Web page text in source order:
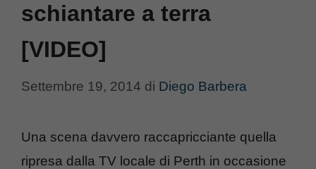
schiantare a terra
[VIDEO]
Settembre 19, 2014 di Diego Barbera
Una scena davvero raccapricciante quella
ripresa dalla TV locale di Perth in occasione